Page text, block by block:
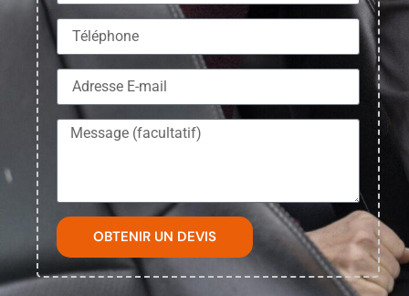
OBTENIR UN DEVIS